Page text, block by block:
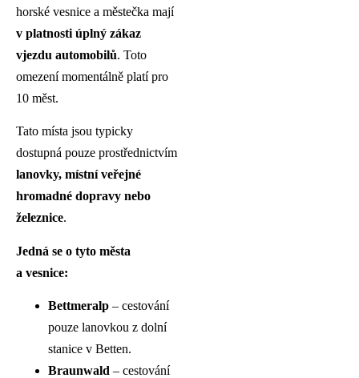
horské vesnice a městečka mají
v platnosti úplný zákaz
vjezdu automobilů. Toto
omezení momentálně platí pro
10 měst.
Tato místa jsou typicky
dostupná pouze prostřednictvím
lanovky, místní veřejné
hromadné dopravy nebo
železnice.
Jedná se o tyto města
a vesnice:
Bettmeralp – cestování
pouze lanovkou z dolní
stanice v Betten.
Braunwald – cestování